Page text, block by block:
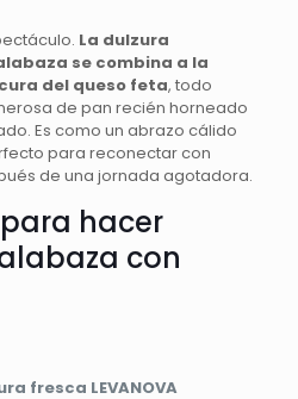
La dulzura
se combina a la
del queso feta, todo
de pan recién horneado
Es como un abrazo cálido
para reconectar con
de una jornada agotadora.
hacer
con
fresca LEVANOVA